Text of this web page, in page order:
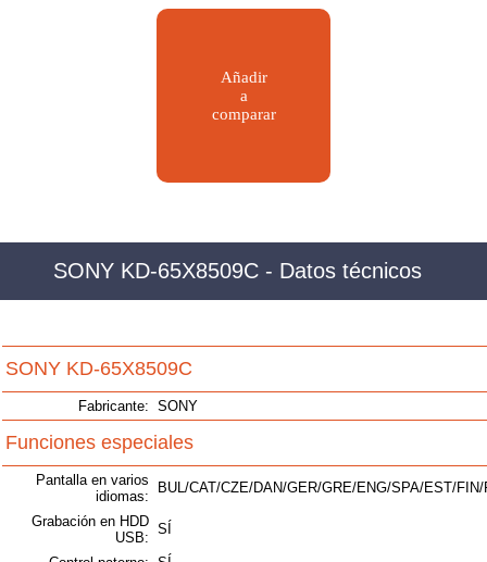
Añadir
a
comparar
SONY KD-65X8509C - Datos técnicos
SONY KD-65X8509C
Fabricante: SONY
Funciones especiales
Pantalla en varios
idiomas:
BUL/CAT/CZE/DAN/GER/GRE/ENG/SPA/EST/
Grabación en HDD
USB:
SÍ